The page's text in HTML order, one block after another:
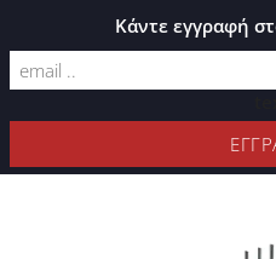
Κάντε εγγραφή